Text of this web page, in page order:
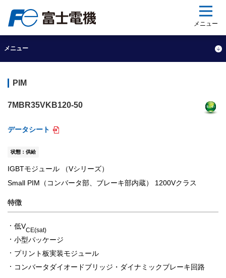
メニュー
メニュー
PIM
7MBR35VKB120-50
データシート
状態：供給
IGBTモジュール （Vシリーズ）
Small PIM（コンバータ部、ブレーキ部内蔵） 1200Vクラス
特徴
低VCE(sat)
小型パッケージ
プリント板実装モジュール
コンバータダイオードブリッジ・ダイナミックブレーキ回路